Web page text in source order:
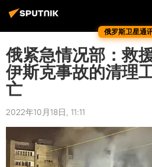
俄罗斯卫星通
俄紧急情况部：救
伊斯克事故的清理
亡
2022年10月18日, 11:11